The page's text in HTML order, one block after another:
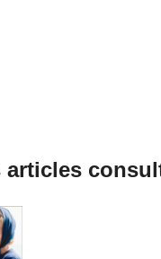
articles